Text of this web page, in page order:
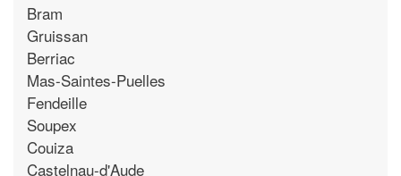
Bram
Gruissan
Berriac
Mas-Saintes-Puelles
Fendeille
Soupex
Couiza
Castelnau-d'Aude